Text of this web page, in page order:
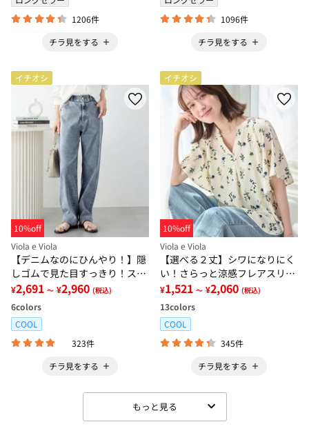
1206件
チラ見をする
1096件
チラ見をする
イチオシ
10%off
Viola e Viola
【デニムなのにひんやり！】隠
しゴムで見た目すっきり！スト
レッチ楽ちんデニム
¥2,691 ～ ¥2,960 (税込)
6colors
COOL
323件
チラ見をする
イチオシ
10%off
Viola e Viola
【選べる２丈】シワになりにく
い！さらっと涼感フレアスリー
ブブラウス
¥1,521 ～ ¥2,060 (税込)
13colors
COOL
345件
チラ見をする
もっと見る